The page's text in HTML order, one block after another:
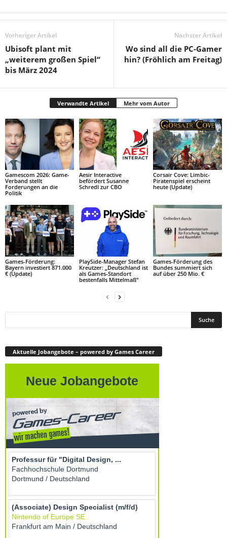
Vorheriger Artikel
Ubisoft plant mit
„weiterem großen Spiel“
bis März 2024
Nächster Artikel
Wo sind all die PC-Gamer
hin? (Fröhlich am Freitag)
Verwandte Artikel Mehr vom Autor
Gamescom 2026: Game-
Verband stellt
Forderungen an die
Politik
Aesir Interactive
befördert Susanne
Schredl zur CBO
Corsair Cove: Limbic-
Piratenspiel erscheint
heute (Update)
Games-Förderung:
Bayern investiert 871.000
€ (Update)
PlaySide-Manager Stefan
Kreutzer: „Deutschland ist
als Games-Standort
bestenfalls Mittelmaß“
Games-Förderung des
Bundes summiert sich
auf über 250 Mio. €
Aktuelle Jobangebote – powered by Games Career